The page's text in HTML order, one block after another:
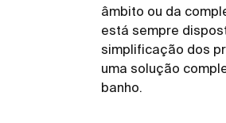
âmbito ou da
está sempre
simplificação dos
uma solução
banho.